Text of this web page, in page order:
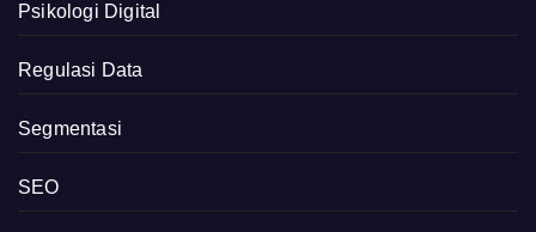
Psikologi Digital
Regulasi Data
Segmentasi
SEO